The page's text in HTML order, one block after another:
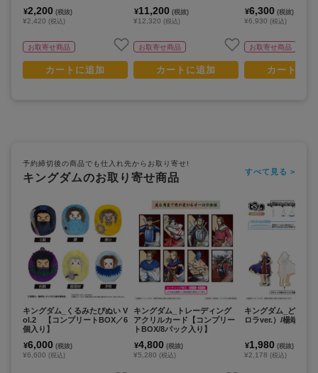
¥2,200 (税抜)
¥2,420 (税込)
お取寄せ商品
カートに追加
¥11,200 (税抜)
¥12,320 (税込)
お取寄せ商品
カートに追加
¥6,300 (税抜)
¥6,930 (税込)
お取寄せ商品
カートに
予約締切後の商品でも仕入れ先からお取り寄せ!
キングダムのお取り寄せ商品 すべて見る >
キングダム_くるみたぴぬい V
ol.2 【コンプリートBOX／6
個入り】
¥6,000 (税抜)
¥6,600 (税込)
キングダム_トレーディング
アクリルカード【コンプリー
トBOX/8パック入り】
¥4,800 (税抜)
¥5,280 (税込)
キングダム_どこス
ロラver.）/楊端和
¥1,980 (税抜)
¥2,178 (税込)